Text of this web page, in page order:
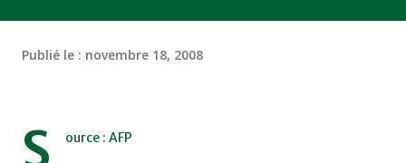
Publié le : novembre 18, 2008
ource : AFP